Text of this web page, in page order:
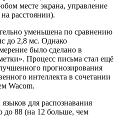
месте экрана, управление
расстоянии).
уменьшена по сравнению
до 2,8 мс. Однако
было сделано в
Процесс письма стал ещё
прогнозирования
интеллекта в сочетании
Wacom.
для распознавания
до 88 (на 12 больше, чем